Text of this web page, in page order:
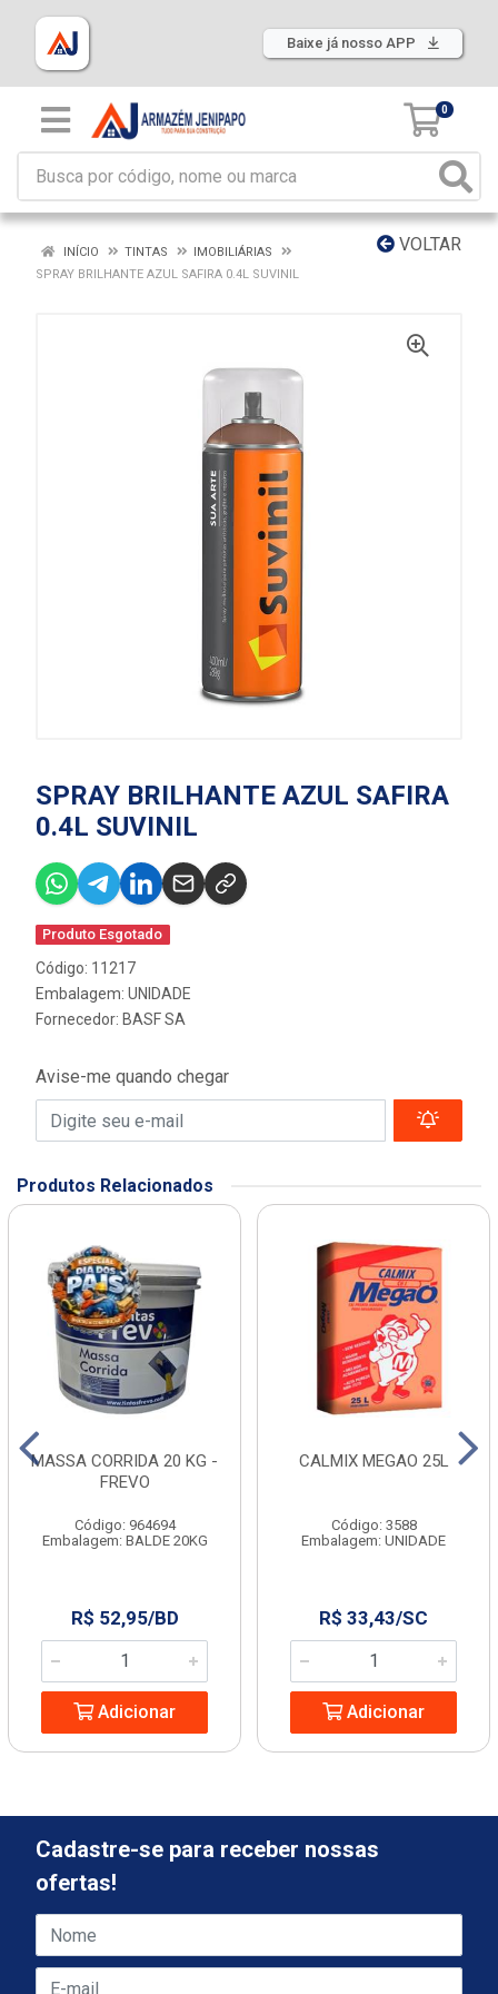
Baixe já nosso APP
0
VOLTAR
INÍCIO TINTAS
IMOBILIÁRIAS
SPRAY BRILHANTE AZUL SAFIRA 0.4L SUVINIL
SPRAY BRILHANTE AZUL SAFIRA
0.4L SUVINIL
Produto Esgotado
Código: 11217
Embalagem: UNIDADE
Fornecedor: BASF SA
Avise-me quando chegar
Produtos Relacionados
MASSA CORRIDA 20 KG -
FREVO
Código: 964694
Embalagem: BALDE 20KG
R$ 52,95/BD
Adicionar
CALMIX MEGAO 25L
Código: 3588
Embalagem: UNIDADE
R$ 33,43/SC
Adicionar
Cadastre-se para receber nossas
ofertas!